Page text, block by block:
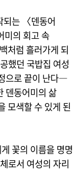
되는 〈덴동어
미의 회고 속
처럼 흘러가게 되
했던 국밥집 여성
으로 끝이 난다―
덴동어미의 삶
모색할 수 있게 된
꽃의 이름을 명명
로서 여성의 자리